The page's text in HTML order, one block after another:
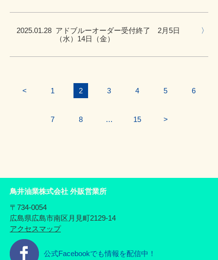
2025.01.28 アドブルーオーダー受付終了 2月5日
（水）14日（金）
< 1 2 3 4 5 6
7 8 … 15 >
鳥井油業株式会社 外販営業所
〒734-0054
広島県広島市南区月見町2129-14
アクセスマップ
公式Facebookでも情報を配信中！